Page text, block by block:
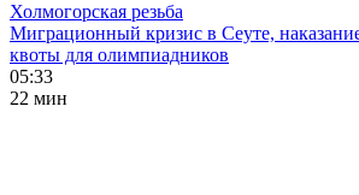
Холмогорская резьба
Миграционный кризис в Сеуте,
квоты для олимпиадников
05:33
22 мин